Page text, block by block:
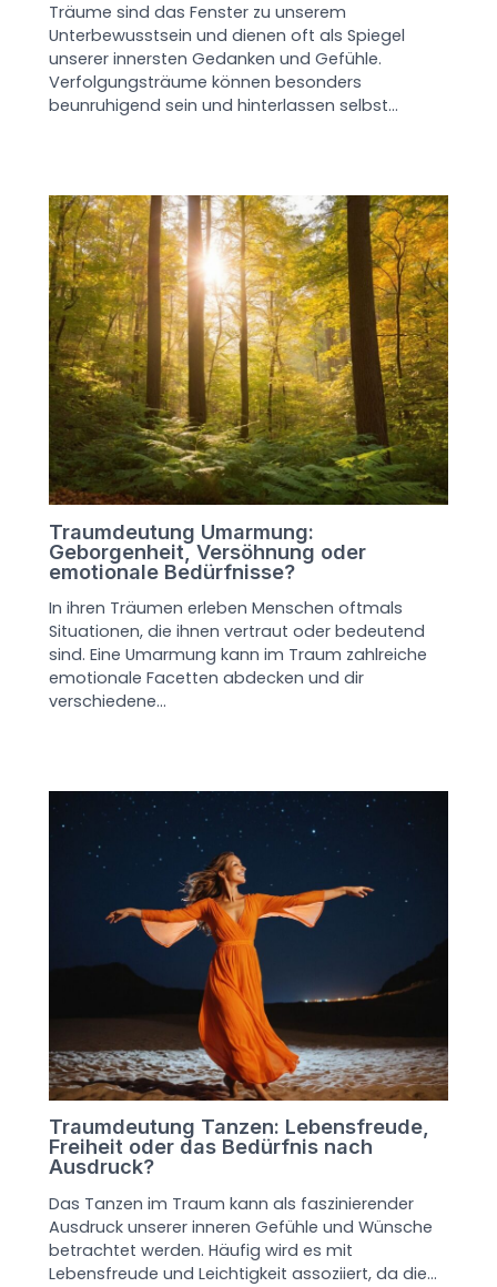
Träume sind das Fenster zu unserem
Unterbewusstsein und dienen oft als Spiegel
unserer innersten Gedanken und Gefühle.
Verfolgungsträume können besonders
beunruhigend sein und hinterlassen selbst…
Traumdeutung Umarmung:
Geborgenheit, Versöhnung oder
emotionale Bedürfnisse?
In ihren Träumen erleben Menschen oftmals
Situationen, die ihnen vertraut oder bedeutend
sind. Eine Umarmung kann im Traum zahlreiche
emotionale Facetten abdecken und dir
verschiedene…
Traumdeutung Tanzen: Lebensfreude,
Freiheit oder das Bedürfnis nach
Ausdruck?
Das Tanzen im Traum kann als faszinierender
Ausdruck unserer inneren Gefühle und Wünsche
betrachtet werden. Häufig wird es mit
Lebensfreude und Leichtigkeit assoziiert, da die…